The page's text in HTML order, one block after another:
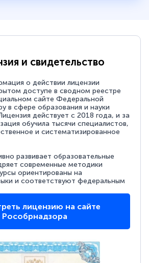
и свидетельство
о действии лицензии
доступе в сводном реестре
сайте Федеральной
в сфере образования и науки
действует с 2018 года, и за
обучила тысячи специалистов,
и систематизированное
развивает образовательные
современные методики
ориентированы на
и соответствуют федеральным
лицензию на сайте
Рособрнадзора